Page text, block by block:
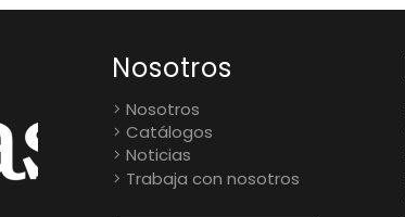
Nosotros
Nosotros
Catálogos
Noticias
Trabaja con nosotros